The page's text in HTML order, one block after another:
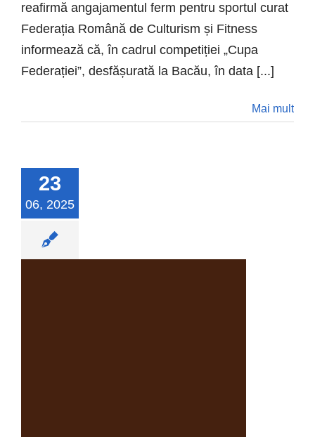
reafirmă angajamentul ferm pentru sportul curat
Federația Română de Culturism și Fitness
informează că, în cadrul competiției „Cupa
Federației”, desfășurată la Bacău, în data [...]
Mai mult
23
06, 2025